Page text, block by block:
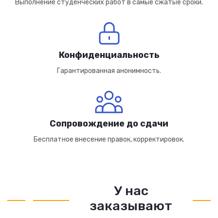
Выполнение студенческих работ в самые сжатые сроки.
Конфиденциальность
Гарантированная анонимность.
Сопровождение до сдачи
Бесплатное внесение правок, корректировок.
У нас
заказывают